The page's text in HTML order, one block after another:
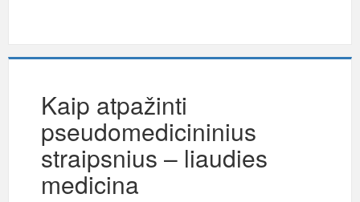
Kaip atpažinti
pseudomedicininius
straipsnius – liaudies
medicina